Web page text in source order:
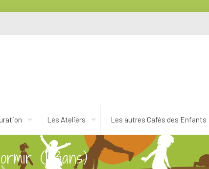
Les Ateliers Les autres Cafés des Enfants
(1-3ans)